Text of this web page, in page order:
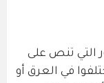
6 من الدستور التي تنص على
في العرق أو